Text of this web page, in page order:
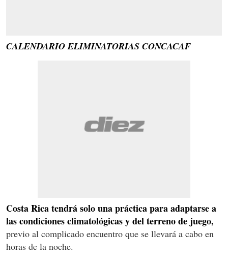
CALENDARIO ELIMINATORIAS CONCACAF
Costa Rica tendrá solo una práctica para adaptarse a
las condiciones climatológicas y del terreno de juego,
previo al complicado encuentro que se llevará a cabo en
horas de la noche.